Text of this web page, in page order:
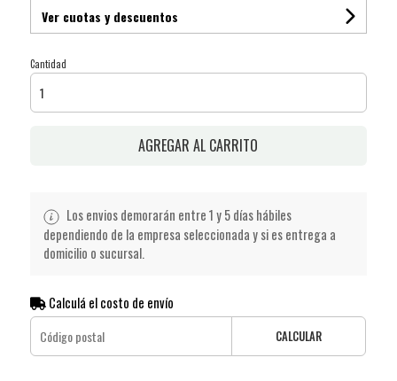
Ver cuotas y descuentos
Cantidad
AGREGAR AL CARRITO
Los envios demorarán entre 1 y 5 días hábiles
dependiendo de la empresa seleccionada y si es entrega a
domicilio o sucursal.
Calculá el costo de envío
CALCULAR